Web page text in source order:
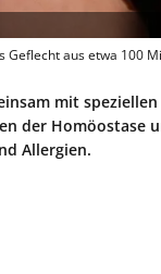
aus etwa 100
mit
der
Allergien.